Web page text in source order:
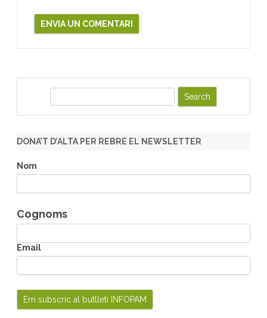
r
h
DONA’T D’ALTA PER REBRE EL NEWSLETTER
Nom
Cognoms
Email